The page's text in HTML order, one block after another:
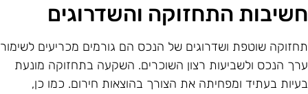
התחזוקה והשדרוגים
שוטפת ושדרוגים של הנכס הם גורמים מכריעים לשימור
הנכס ולשביעות רצון השוכרים. השקעה בתחזוקה מונעת
בעתיד ומפחיתה את הצורך בהוצאות חירום. כמו כן,